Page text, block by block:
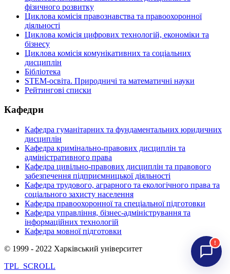
фізичного розвитку
Циклова комісія правознавства та правоохоронної
діяльності
Циклова комісія цифрових технологій, економіки та
бізнесу
Циклова комісія комунікативних та соціальних
дисциплін
Бібліотека
STEM-освіта. Природничі та математичні науки
Рейтингові списки
Кафедри
Кафедра гуманітарних та фундаментальних юридичних
дисциплін
Кафедра кримінально-правових дисциплін та
адміністративного права
Кафедра цивільно-правових дисциплін та правового
забезпечення підприємницької діяльності
Кафедра трудового, аграрного та екологічного права та
соціального захисту населення
Кафедра правоохоронної та спеціальної підготовки
Кафедра управління, бізнес-адміністрування та
інформаційних технологій
Кафедра мовної підготовки
© 1999 - 2022 Харківський університет
TPL_SCROLL
!